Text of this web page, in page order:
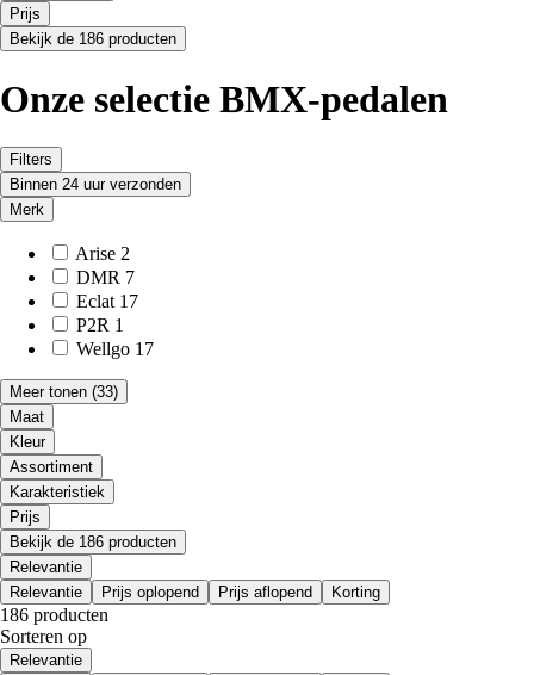
Prijs
Bekijk de 186 producten
Onze selectie BMX-pedalen
Filters
Binnen 24 uur verzonden
Merk
Arise 2
DMR 7
Eclat 17
P2R 1
Wellgo 17
Meer tonen (33)
Maat
Kleur
Assortiment
Karakteristiek
Prijs
Bekijk de 186 producten
Relevantie
Relevantie
Prijs oplopend Prijs aflopend Korting
186 producten
Sorteren op
Relevantie